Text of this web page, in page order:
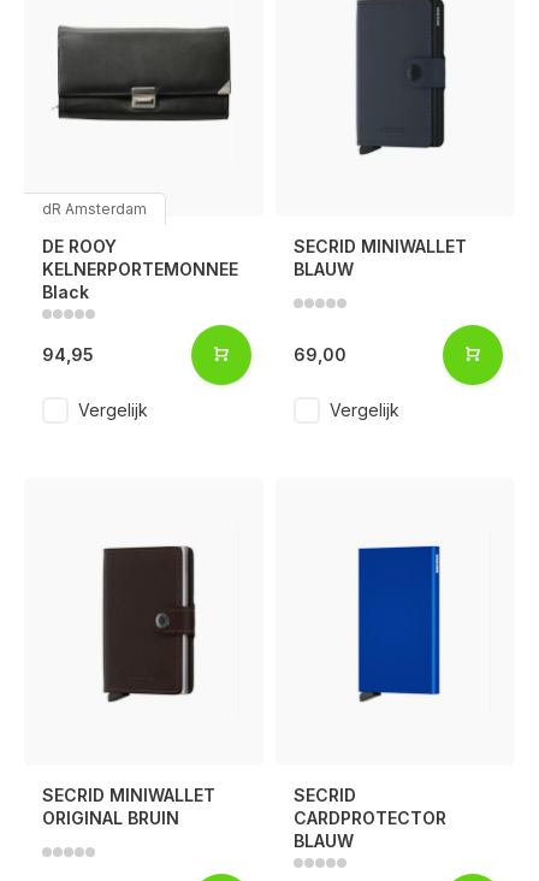
dR Amsterdam
DE ROOY
KELNERPORTEMONNEE
Black
94,95
Vergelijk
SECRID MINIWALLET
BLAUW
69,00
Vergelijk
SECRID MINIWALLET
ORIGINAL BRUIN
SECRID
CARDPROTECTOR
BLAUW